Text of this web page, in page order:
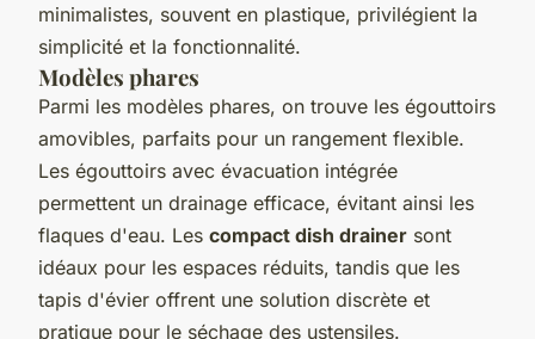
minimalistes, souvent en plastique, privilégient la
simplicité et la fonctionnalité.
Modèles phares
Parmi les modèles phares, on trouve les égouttoirs
amovibles, parfaits pour un rangement flexible.
Les égouttoirs avec évacuation intégrée
permettent un drainage efficace, évitant ainsi les
flaques d'eau. Les compact dish drainer sont
idéaux pour les espaces réduits, tandis que les
tapis d'évier offrent une solution discrète et
pratique pour le séchage des ustensiles.